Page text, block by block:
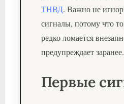
ТНВД. Важно не
сигналы, потому что
редко ломается
предупреждает заранее.
Первые